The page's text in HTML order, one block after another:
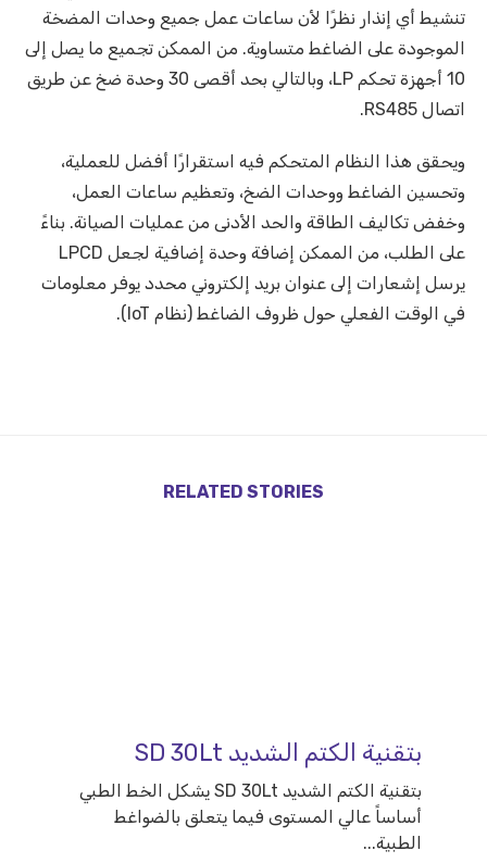
تنشيط أي إنذار نظرًا لأن ساعات عمل جميع وحدات المضخة
الموجودة على الضاغط متساوية. من الممكن تجميع ما يصل إلى
10 أجهزة تحكم LP، وبالتالي بحد أقصى 30 وحدة ضخ عن طريق
اتصال RS485.
ويحقق هذا النظام المتحكم فيه استقرارًا أفضل للعملية،
وتحسين الضاغط ووحدات الضخ، وتعظيم ساعات العمل،
وخفض تكاليف الطاقة والحد الأدنى من عمليات الصيانة. بناءً
على الطلب، من الممكن إضافة وحدة إضافية لجعل LPCD
يرسل إشعارات إلى عنوان بريد إلكتروني محدد يوفر معلومات
في الوقت الفعلي حول ظروف الضاغط (نظام IoT).
RELATED STORIES
بتقنية الكتم الشديد SD 30Lt
بتقنية الكتم الشديد SD 30Lt يشكل الخط الطبي
أساساً عالي المستوى فيما يتعلق بالضواغط
الطبية...